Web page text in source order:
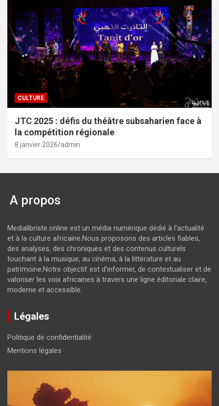
CULTURE
JTC 2025 : défis du théâtre subsaharien face à
la compétition régionale
8 janvier 2026 admin
A propos
Medialibriste.online est un média numérique dédié à l’actualité
et à la culture africaine.Nous proposons des articles fiables,
des analyses, des chroniques et des contenus culturels
touchant à la musique, au cinéma, à la littérature et au
patrimoine.Notre objectif est d’informer, de contextualiser et de
valoriser les voix africaines à travers une ligne éditoriale claire,
moderne et accessible.
Légales
Politique de confidentialité
Mentions légales